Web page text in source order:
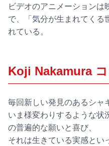
ビデオのアニメーション
で、「気分が生まれてくる
れている。
Koji Nakamura
毎回新しい発見のあるシャ
いま様変わりするような状
の普遍的な願いと喜び、
それは生きている実感とい